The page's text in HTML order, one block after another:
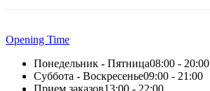
Opening Time
Понедельник - Пятница08:00 - 20:00
Суббота - Воскресенье09:00 - 21:00